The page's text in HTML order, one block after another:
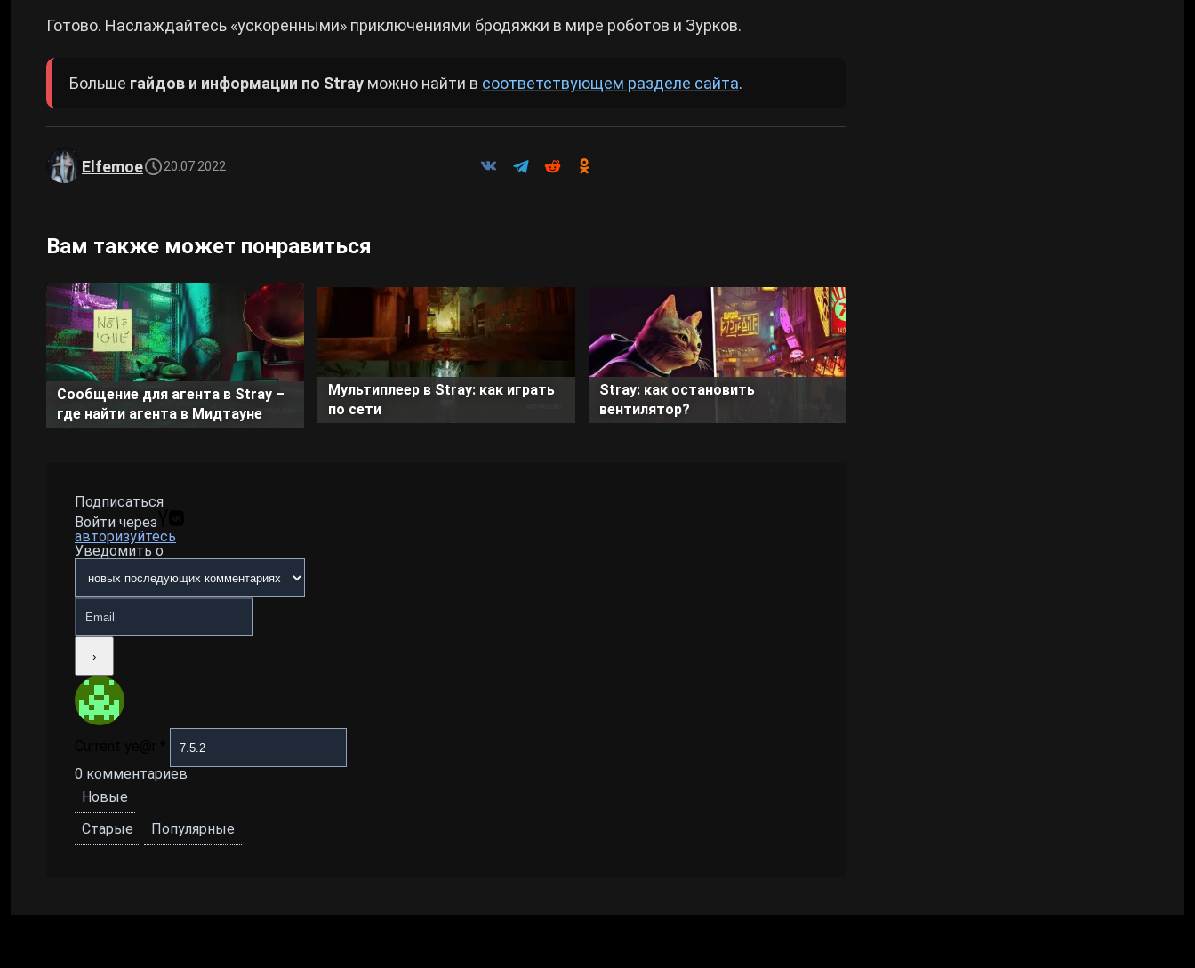
Готово. Наслаждайтесь «ускоренными» приключениями бродяжки в мире роботов и Зурков.
Больше гайдов и информации по Stray можно найти в соответствующем разделе сайта.
Elfemoe 20.07.2022
Вам также может понравиться
Сообщение для агента в Stray –
где найти агента в Мидтауне
Мультиплеер в Stray: как играть
по сети
Stray: как остановить
вентилятор?
Подписаться
Войти через
авторизуйтесь
Уведомить о
0 комментариев
Новые
Старые
Популярные